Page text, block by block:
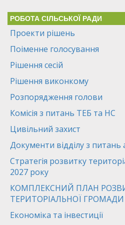
РОБОТА СІЛЬСЬКОЇ РАДИ
Проекти рішень
Поіменне голосування
Рішення сесій
Рішення виконкому
Розпорядження голови
Комісія з питань ТЕБ та НС
Цивільний захист
Документи відділу з питань
Стратегія розвитку
2027 року
КОМПЛЕКСНИЙ ПЛАН
ТЕРИТОРІАЛЬНОЇ ГРОМАДИ
Економіка та інвестиції